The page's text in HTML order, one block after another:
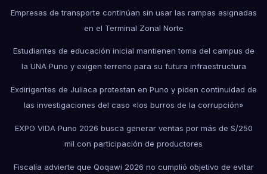
Empresas de transporte continúan sin usar las rampas asignadas
en el Terminal Zonal Norte
Estudiantes de educación inicial mantienen toma del campus de
la UNA Puno y exigen terreno para su futura infraestructura
Exdirigentes de Juliaca protestan en Puno y piden continuidad de
las investigaciones del caso «los burros de la corrupción»
EXPO VIDA Puno 2026 busca generar ventas por más de S/250
mil con participación de productores
Fiscalía advierte que Qoqawi 2026 no cumplió objetivo de evitar